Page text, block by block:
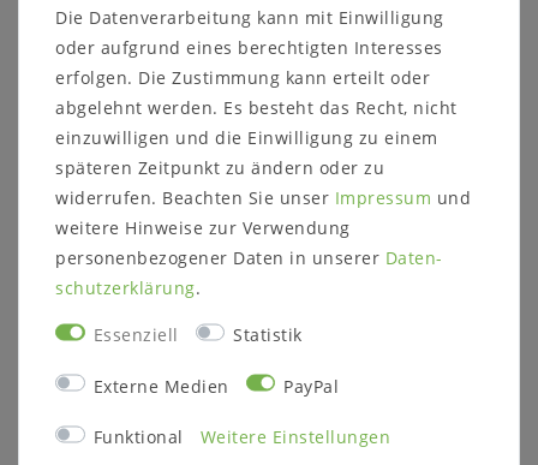
Beschreibung:
Esstisch quadratisch 78x78 cm
wahlweise auch mit 1 Ansteckplatte (118x78
cm)
oder mit 2 Ansteckplatte (158x78 cm)
auf Wunsch auch im Set mit 2 oder 4 Stühlen
Maße:ca.
Ansteckplatte: B 40 x T 78 cm
Höhe bis zur Unterkante der Tischzarge: 68
Die Datenverarbeitung kann mit Einwilligung
oder aufgrund eines berechtigten Interesses
erfolgen. Die Zustimmung kann erteilt oder
abgelehnt werden. Es besteht das Recht, nicht
einzuwilligen und die Einwilligung zu einem
späteren Zeitpunkt zu ändern oder zu
widerrufen. Beachten Sie unser Impressum und
weitere Hinweise zur Verwendung
personenbezogener Daten in unserer Daten­
schutz­erklärung.
Essenziell Statistik
Externe Medien PayPal
Funktional Weitere Einstellungen